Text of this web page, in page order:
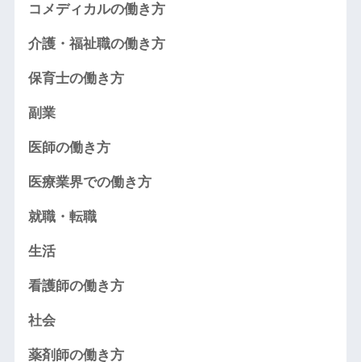
コメディカルの働き方
介護・福祉職の働き方
保育士の働き方
副業
医師の働き方
医療業界での働き方
就職・転職
生活
看護師の働き方
社会
薬剤師の働き方